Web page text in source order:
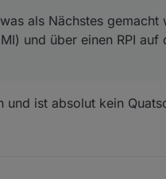
als Nächstes
und über einen RPI
ist absolut kein